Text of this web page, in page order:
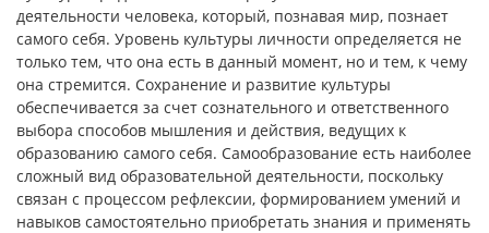
деятельности человека, который, познавая мир, познает
самого себя. Уровень культуры личности определяется не
только тем, что она есть в данный момент, но и тем, к чему
она стремится. Сохранение и развитие культуры
обеспечивается за счет сознательного и ответственного
выбора способов мышления и действия, ведущих к
образованию самого себя. Самообразование есть наиболее
сложный вид образовательной деятельности, поскольку
связан с процессом рефлексии, формированием умений и
навыков самостоятельно приобретать знания и применять